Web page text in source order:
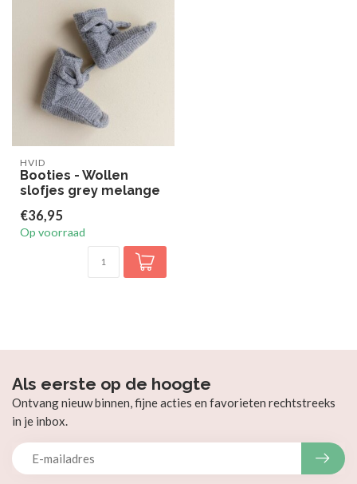
HVID
Booties - Wollen
slofjes grey melange
€36,95
Op voorraad
Als eerste op de hoogte
Ontvang nieuw binnen, fijne acties en favorieten rechtstreeks
in je inbox.